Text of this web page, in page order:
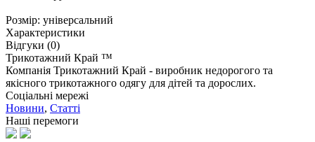
Розмір: універсальний
Характеристики
Відгуки (0)
Трикотажний Край ™
Компанія Трикотажний Край - виробник недорогого та
якісного трикотажного одягу для дітей та дорослих.
Соціальні мережі
Новини, Статті
Наші перемоги